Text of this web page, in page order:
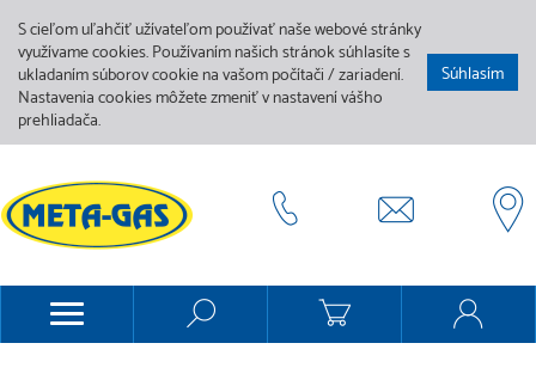
S cieľom uľahčiť užívateľom používať naše webové stránky
využívame cookies. Používaním našich stránok súhlasíte s
ukladaním súborov cookie na vašom počítači / zariadení.
Nastavenia cookies môžete zmeniť v nastavení vášho
prehliadača.
Súhlasím